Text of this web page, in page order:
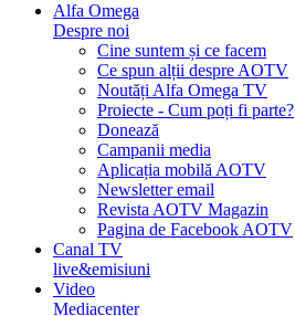
Alfa Omega
Despre noi
Cine suntem și ce facem
Ce spun alții despre AOTV
Noutăți Alfa Omega TV
Proiecte - Cum poți fi parte?
Donează
Campanii media
Aplicația mobilă AOTV
Newsletter email
Revista AOTV Magazin
Pagina de Facebook AOTV
Canal TV
live&emisiuni
Video
Mediacenter